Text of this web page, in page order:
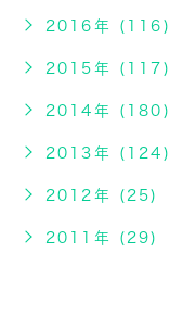
2016年 (116)
2015年 (117)
2014年 (180)
2013年 (124)
2012年 (25)
2011年 (29)